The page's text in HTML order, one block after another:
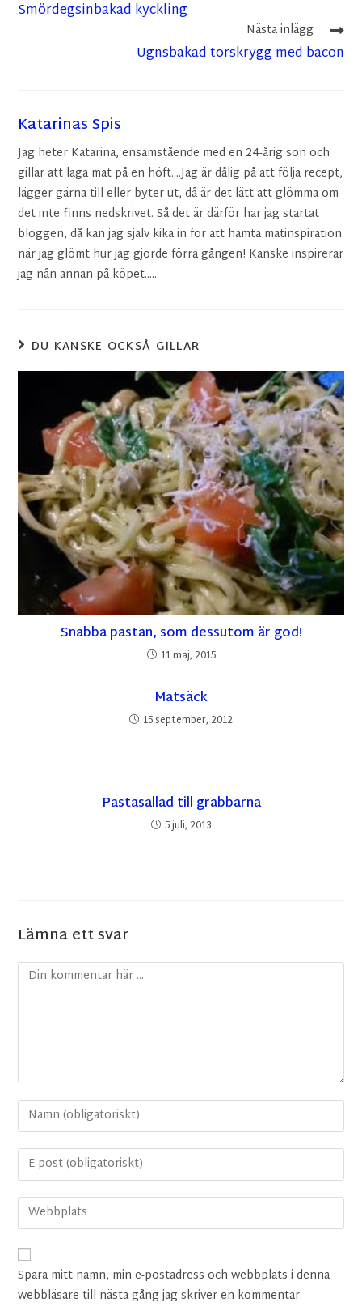
Smördegsinbakad kyckling
Nästa inlägg
Ugnsbakad torskrygg med bacon
Katarinas Spis
Jag heter Katarina, ensamstående med en 24-årig son och
gillar att laga mat på en höft....Jag är dålig på att följa recept,
lägger gärna till eller byter ut, då är det lätt att glömma om
det inte finns nedskrivet. Så det är därför har jag startat
bloggen, då kan jag själv kika in för att hämta matinspiration
när jag glömt hur jag gjorde förra gången! Kanske inspirerar
jag nån annan på köpet.....
DU KANSKE OCKSÅ GILLAR
Snabba pastan, som dessutom är god!
11 maj, 2015
Matsäck
15 september, 2012
Pastasallad till grabbarna
5 juli, 2013
Lämna ett svar
Spara mitt namn, min e-postadress och webbplats i denna
webbläsare till nästa gång jag skriver en kommentar.